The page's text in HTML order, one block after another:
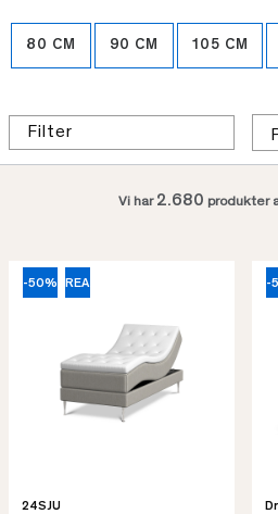
80 CM 90 CM 105 CM
Filter
Vi har 2.680 produkter
-50% REA
24SJU
-